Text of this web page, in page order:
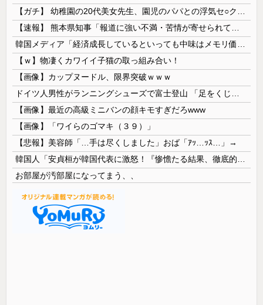
【ｗ】物凄くカワイイ子猫の取っ組み合い！
【画像】カップヌードル、限界突破ｗｗｗ
【画像】最近の高級ミニバンの顔キモすぎだろwww
【画像】「ワイらのゴマキ（３９）」
【悲報】美容師「…手は尽くしました」おば「ｱｯ…ｯｽ…」→
お部屋が汚部屋になってまう、、